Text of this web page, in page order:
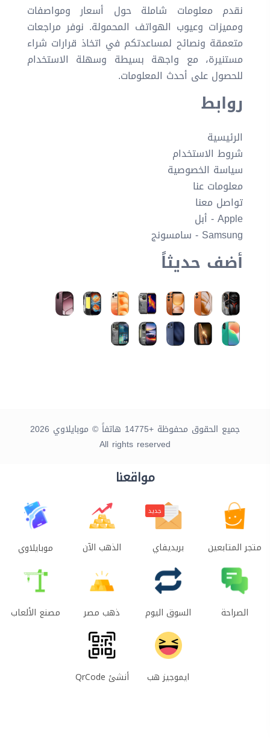
نقدم معلومات شاملة حول أسعار ومواصفات
ومميزات وعيوب الهواتف المحمولة. نوفر مراجعات
متعمقة ونصائح لمساعدتكم في اتخاذ قرارات شراء
مستنيرة، مع واجهة بسيطة وسهلة الاستخدام
للحصول على أحدث المعلومات.
روابط
الرئيسية
شروط الاستخدام
سياسة الخصوصية
معلومات عنا
تواصل معنا
Apple - أبل
Samsung - سامسونج
أضف حديثاً
جميع الحقوق محفوظة +14775 هاتفاً © موبايلاوي 2026
All rights reserved